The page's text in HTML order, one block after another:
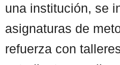
una institución, se
asignaturas de
refuerza con